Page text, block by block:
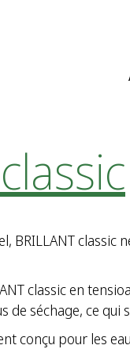
BRILLANT
classic en
de séchage, ce
conçu pour les